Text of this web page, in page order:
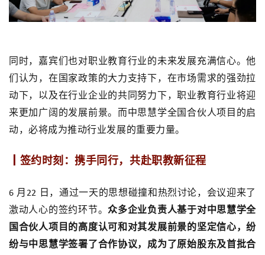
同时，嘉宾们也对职业教育行业的未来发展充满信心。他
们认为，在国家政策的大力支持下，在市场需求的强劲拉
动下，以及在行业企业的共同努力下，职业教育行业将迎
来更加广阔的发展前景。而中思慧学全国合伙人项目的启
动，必将成为推动行业发展的重要力量。
┃签约时刻：携手同行，共赴职教新征程
6月 22 日， 通过一天的思想碰撞和热烈讨论， 会议迎来了
激动人心的签约环节。众多企业负责人基于对中思慧学全
国合伙人项目的高度认可和对其发展前景的坚定信心，纷
纷与中思慧学签署了合作协议，成为了原始股东及首批合